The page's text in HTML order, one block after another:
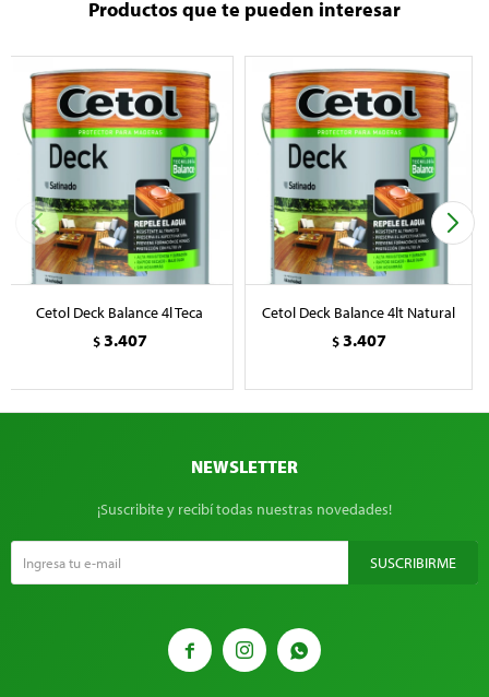
Productos que te pueden interesar
Cetol Deck Balance 4l Teca
$ 3.407
Cetol Deck Balance 4lt Natural
$ 3.407
  
NEWSLETTER
¡Suscribite y recibí todas nuestras novedades!
SUSCRIBIRME